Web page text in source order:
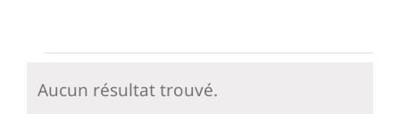
Évènements
Aucun résultat trouvé.